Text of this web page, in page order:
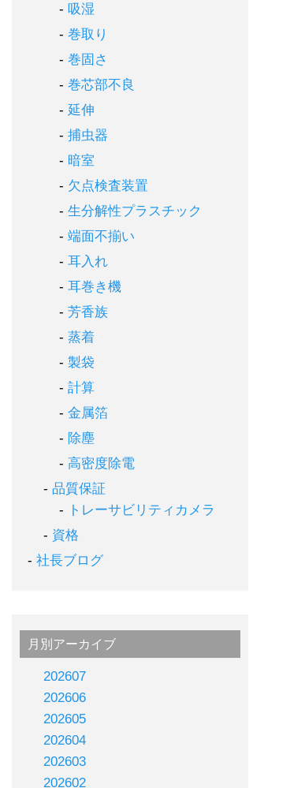
吸湿
巻取り
巻固さ
巻芯部不良
延伸
捕虫器
暗室
欠点検査装置
生分解性プラスチック
端面不揃い
耳入れ
耳巻き機
芳香族
蒸着
製袋
計算
金属箔
除塵
高密度除電
品質保証
トレーサビリティカメラ
資格
社長ブログ
月別アーカイブ
202607
202606
202605
202604
202603
202602